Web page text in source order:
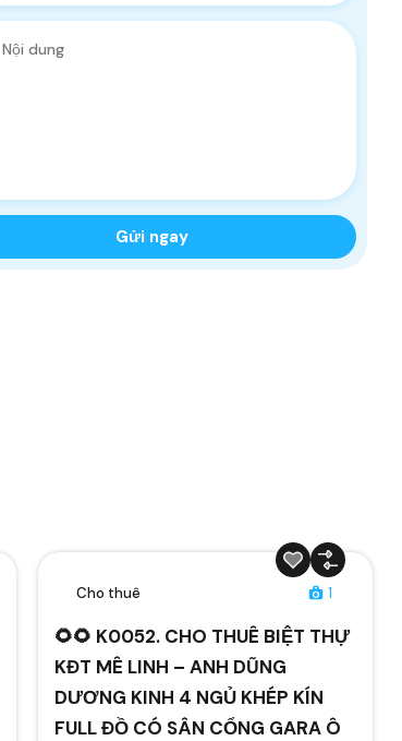
Cho thuê 1
🌻🌻 K0052. CHO THUÊ BIỆT THỰ
KĐT MÊ LINH – ANH DŨNG
DƯƠNG KINH 4 NGỦ KHÉP KÍN
FULL ĐỒ CÓ SÂN CỔNG GARA Ô